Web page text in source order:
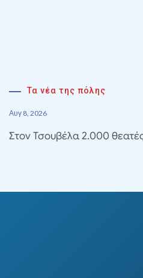
Τα νέα της πόλης
Αυγ 8, 2026
Στον Τσουβέλα 2.000